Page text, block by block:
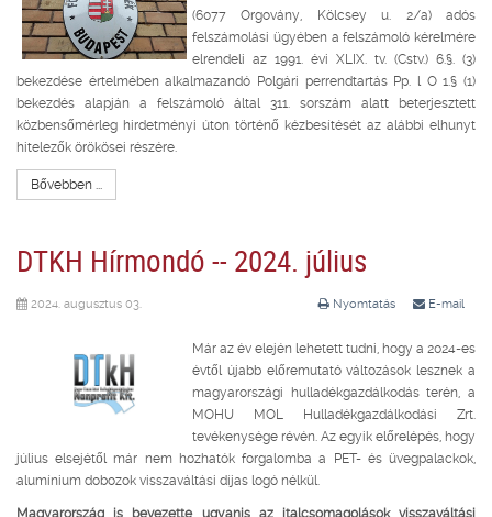
(6077 Orgovány, Kölcsey u. 2/a) adós
felszámolási ügyében a felszámoló kérelmére
elrendeli az 1991. évi XLIX. tv. (Cstv.) 6.§. (3)
bekezdése értelmében alkalmazandó Polgári perrendtartás Pp. l O 1.§ (1)
bekezdés alapján a felszámoló által 311. sorszám alatt beterjesztett
közbensőmérleg hirdetményi úton történő kézbesítését az alábbi elhunyt
hitelezők örökösei részére.
Bővebben ...
DTKH Hírmondó -- 2024. július
Nyomtatás E-mail
2024. augusztus 03.
Már az év elején lehetett tudni, hogy a 2024-es
évtől újabb előremutató változások lesznek a
magyarországi hulladékgazdálkodás terén, a
MOHU MOL Hulladékgazdálkodási Zrt.
tevékenysége révén. Az egyik előrelépés, hogy
július elsejétől már nem hozhatók forgalomba a PET- és üvegpalackok,
alumínium dobozok visszaváltási díjas logó nélkül.
Magyarország is bevezette ugyanis az italcsomagolások visszaváltási